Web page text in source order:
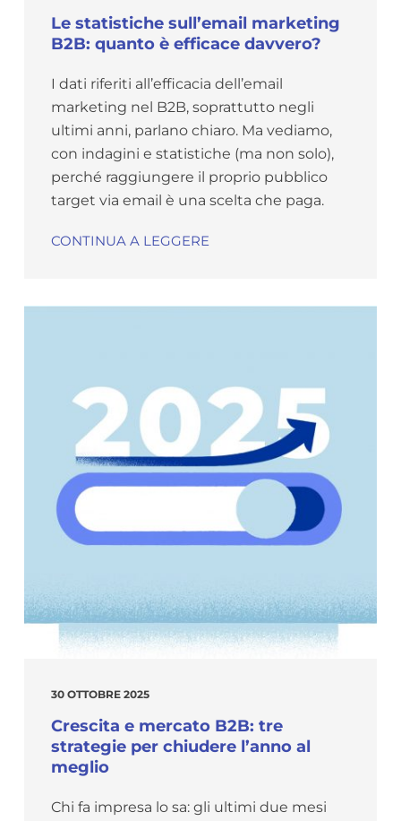
Le statistiche sull’email marketing
B2B: quanto è efficace davvero?
I dati riferiti all’efficacia dell’email
marketing nel B2B, soprattutto negli
ultimi anni, parlano chiaro. Ma vediamo,
con indagini e statistiche (ma non solo),
perché raggiungere il proprio pubblico
target via email è una scelta che paga.
CONTINUA A LEGGERE
30 OTTOBRE 2025
Crescita e mercato B2B: tre
strategie per chiudere l’anno al
meglio
Chi fa impresa lo sa: gli ultimi due mesi